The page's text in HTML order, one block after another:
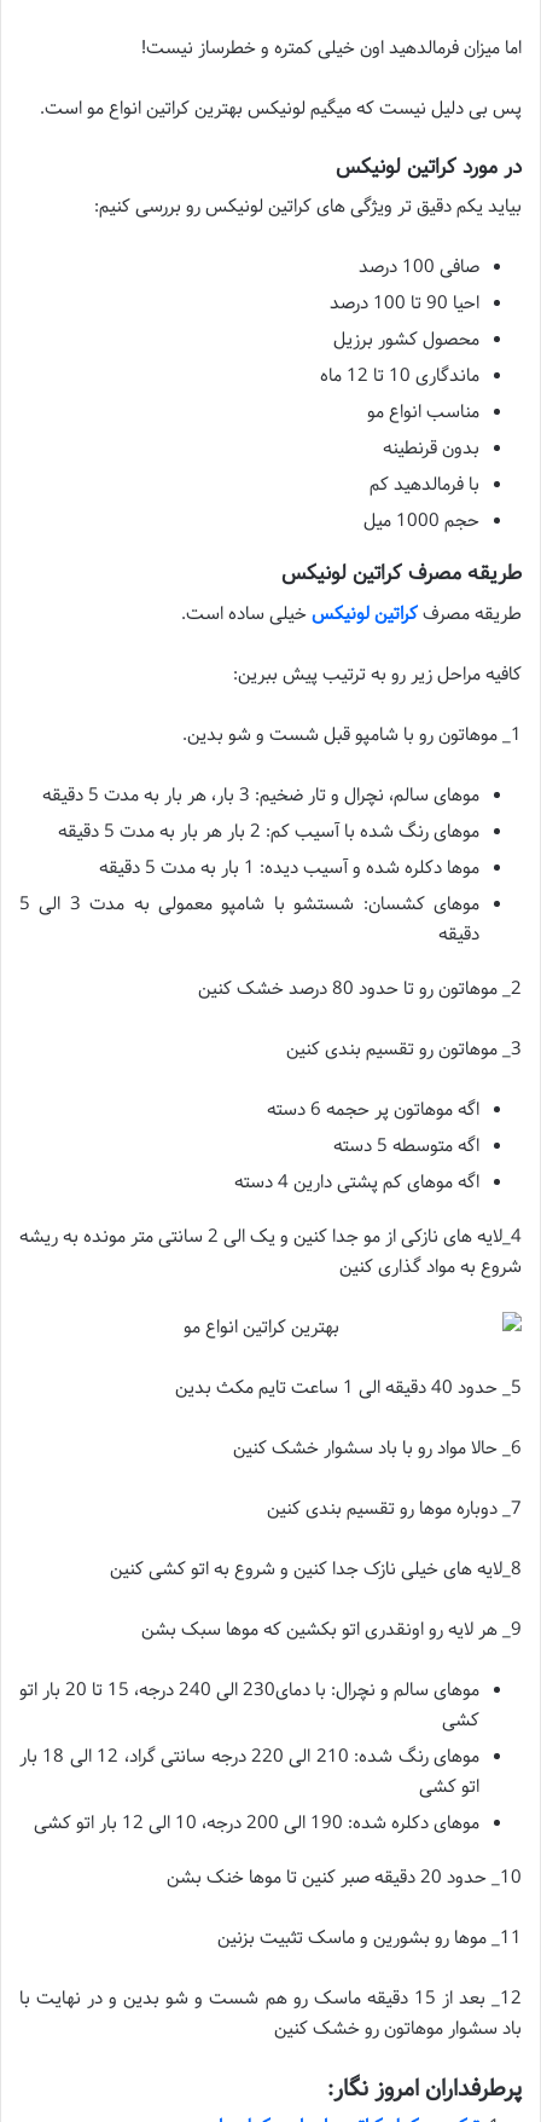
اما میزان فرمالدهید اون خیلی کمتره و خطرساز نیست!
پس بی دلیل نیست که میگیم لونیکس بهترین کراتین انواع مو است.
در مورد کراتین لونیکس
بیاید یکم دقیق تر ویژگی های کراتین لونیکس رو بررسی کنیم:
صافی 100 درصد
احیا 90 تا 100 درصد
محصول کشور برزیل
ماندگاری 10 تا 12 ماه
مناسب انواع مو
بدون قرنطینه
با فرمالدهید کم
حجم 1000 میل
طریقه مصرف کراتین لونیکس
طریقه مصرفکراتین لونیکسخیلی ساده است.
کافیه مراحل زیر رو به ترتیب پیش ببرین:
1_ موهاتون رو با شامپو قبل شست و شو بدین.
موهای سالم، نچرال و تار ضخیم: 3 بار، هر بار به مدت 5 دقیقه
موهای رنگ شده با آسیب کم: 2 بار هر بار به مدت 5 دقیقه
موها دکلره شده و آسیب دیده: 1 بار به مدت 5 دقیقه
موهای کشسان: شستشو با شامپو معمولی به مدت 3 الی 5
دقیقه
2_ موهاتون رو تا حدود 80 درصد خشک کنین
3_ موهاتون رو تقسیم بندی کنین
اگه موهاتون پر حجمه 6 دسته
اگه متوسطه 5 دسته
اگه موهای کم پشتی دارین 4 دسته
4_لایه های نازکی از مو جدا کنین و یک الی 2 سانتی متر مونده به ریشه
شروع به مواد گذاری کنین
5_ حدود 40 دقیقه الی 1 ساعت تایم مکث بدین
6_ حالا مواد رو با باد سشوار خشک کنین
7_ دوباره موها رو تقسیم بندی کنین
8_لایه های خیلی نازک جدا کنین و شروع به اتو کشی کنین
9_ هر لایه رو اونقدری اتو بکشین که موها سبک بشن
موهای سالم و نچرال: با دمای230 الی 240 درجه، 15 تا 20 بار اتو
کشی
موهای رنگ شده: 210 الی 220 درجه سانتی گراد، 12 الی 18 بار
اتو کشی
موهای دکلره شده: 190 الی 200 درجه، 10 الی 12 بار اتو کشی
10_ حدود 20 دقیقه صبر کنین تا موها خنک بشن
11_ موها رو بشورین و ماسک تثبیت بزنین
12_ بعد از 15 دقیقه ماسک رو هم شست و شو بدین و در نهایت با
باد سشوار موهاتون رو خشک کنین
پرطرفداران امروز نگار: